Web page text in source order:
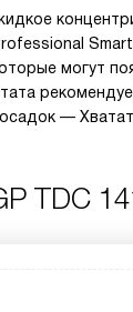
могут
—
TDC